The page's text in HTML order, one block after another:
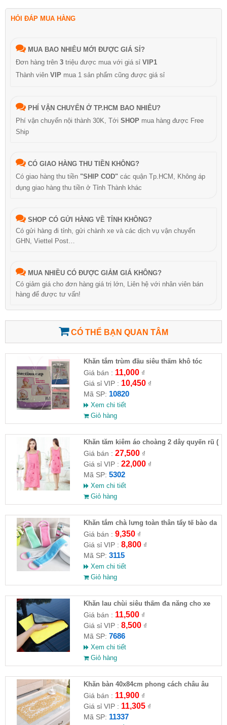
HỎI ĐÁP MUA HÀNG
MUA BAO NHIÊU MỚI ĐƯỢC GIÁ SỈ?
Đơn hàng trên 3 triệu được mua với giá sỉ VIP1
Thành viên VIP mua 1 sản phẩm cũng được giá sỉ
PHÍ VẬN CHUYỂN Ở TP.HCM BAO NHIÊU?
Phí vận chuyển nội thành 30K, Tới SHOP mua hàng được Free
Ship
CÓ GIAO HÀNG THU TIỀN KHÔNG?
Có giao hàng thu tiền "SHIP COD" các quận Tp.HCM, Không áp
dụng giao hàng thu tiền ở Tỉnh Thành khác
SHOP CÓ GỬI HÀNG VỀ TỈNH KHÔNG?
Có gửi hàng đi tỉnh, gửi chành xe và các dịch vụ vận chuyển
GHN, Viettel Post…
MUA NHIỀU CÓ ĐƯỢC GIẢM GIÁ KHÔNG?
Có giảm giá cho đơn hàng giá trị lớn, Liên hệ với nhân viên bán
hàng để được tư vấn!
CÓ THỂ BẠN QUAN TÂM
Khăn tắm trùm đầu siêu thấm khô tóc
nhanh
Giá bán : 11,000₫
Giá sỉ VIP : 10,450₫
Mã SP: 10820
Xem chi tiết
Giỏ hàng
Khăn tăm kiêm áo choàng 2 dây quyến rũ (
HĐ )
Giá bán : 27,500₫
Giá sỉ VIP : 22,000₫
Mã SP: 5302
Xem chi tiết
Giỏ hàng
Khăn tắm chà lưng toàn thân tẩy tế bào da
chết
Giá bán : 9,350₫
Giá sỉ VIP : 8,800₫
Mã SP: 3115
Xem chi tiết
Giỏ hàng
Khăn lau chùi siêu thấm đa năng cho xe
hơi 30x60cm
Giá bán : 11,500₫
Giá sỉ VIP : 8,500₫
Mã SP: 7686
Xem chi tiết
Giỏ hàng
Khăn bàn 40x84cm phong cách châu âu
Giá bán : 11,900₫
Giá sỉ VIP : 11,305₫
Mã SP: 11337